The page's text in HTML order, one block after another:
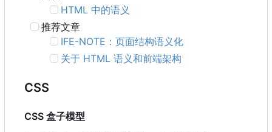
HTML 中的语义
推荐文章
IFE-NOTE ：页面结构语义化
关于 HTML 语义和前端架构
CSS
CSS 盒子模型